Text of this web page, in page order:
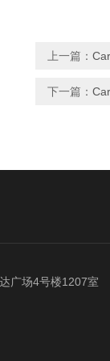
上一篇：
下一篇：
广场4号楼1207室